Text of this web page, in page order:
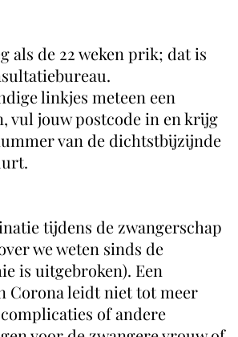
als de 22 weken prik; dat is
linkjes meteen een
vul jouw postcode in en krijg
van de dichtstbijzijnde
tijdens de zwangerschap
we weten sinds de
is uitgebroken). Een
Corona leidt niet tot meer
of andere